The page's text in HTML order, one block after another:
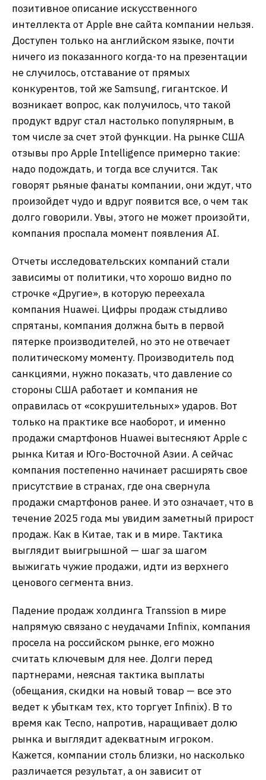
позитивное описание искусственного
интеллекта от Apple вне сайта компании нельзя.
Доступен только на английском языке, почти
ничего из показанного когда-то на презентации
не случилось, отставание от прямых
конкурентов, той же Samsung, гигантское. И
возникает вопрос, как получилось, что такой
продукт вдруг стал настолько популярным, в
том числе за счет этой функции. На рынке США
отзывы про Apple Intelligence примерно такие:
надо подождать, и тогда все случится. Так
говорят рьяные фанаты компании, они ждут, что
произойдет чудо и вдруг появится все, о чем так
долго говорили. Увы, этого не может произойти,
компания проспала момент появления AI.
Отчеты исследовательских компаний стали
зависимы от политики, что хорошо видно по
строчке «Другие», в которую переехала
компания Huawei. Цифры продаж стыдливо
спрятаны, компания должна быть в первой
пятерке производителей, но это не отвечает
политическому моменту. Производитель под
санкциями, нужно показать, что давление со
стороны США работает и компания не
оправилась от «сокрушительных» ударов. Вот
только на практике все наоборот, и именно
продажи смартфонов Huawei вытесняют Apple с
рынка Китая и Юго-Восточной Азии. А сейчас
компания постепенно начинает расширять свое
присутствие в странах, где она свернула
продажи смартфонов ранее. И это означает, что в
течение 2025 года мы увидим заметный прирост
продаж. Как в Китае, так и в мире. Тактика
выглядит выигрышной — шаг за шагом
выжигать чужие продажи, идти из верхнего
ценового сегмента вниз.
Падение продаж холдинга Transsion в мире
напрямую связано с неудачами Infinix, компания
просела на российском рынке, его можно
считать ключевым для нее. Долги перед
партнерами, неясная тактика выплаты
(обещания, скидки на новый товар — все это
ведет к убыткам тех, кто торгует Infinix). В то
время как Tecno, напротив, наращивает долю
рынка и выглядит адекватным игроком.
Кажется, компании столь близки, но насколько
различается результат, а он зависит от